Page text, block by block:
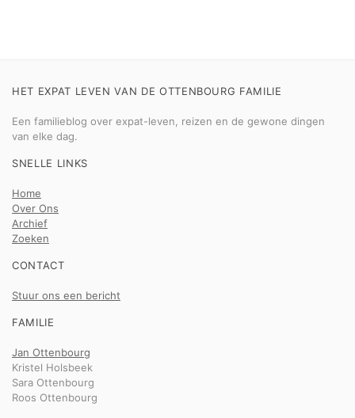
HET EXPAT LEVEN VAN DE OTTENBOURG FAMILIE
Een familieblog over expat-leven, reizen en de gewone dingen
van elke dag.
SNELLE LINKS
Home
Over Ons
Archief
Zoeken
CONTACT
Stuur ons een bericht
FAMILIE
Jan Ottenbourg
Kristel Holsbeek
Sara Ottenbourg
Roos Ottenbourg